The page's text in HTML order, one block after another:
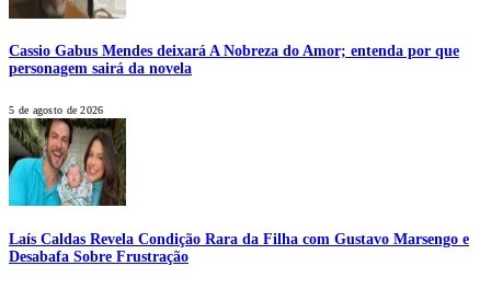
Cassio Gabus Mendes deixará A Nobreza do Amor; entenda por que
personagem sairá da novela
5 de agosto de 2026
Laís Caldas Revela Condição Rara da Filha com Gustavo Marsengo e
Desabafa Sobre Frustração